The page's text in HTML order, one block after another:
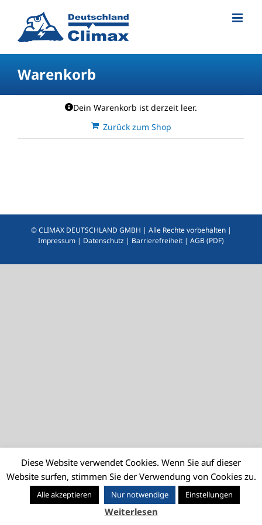
Warenkorb
Dein Warenkorb ist derzeit leer.
Zurück zum Shop
© CLIMAX DEUTSCHLAND GMBH | Alle Rechte vorbehalten |
Impressum | Datenschutz | Barrierefreiheit | AGB (PDF)
Diese Website verwendet Cookies. Wenn Sie auf dieser
Website surfen, stimmen Sie der Verwendung von Cookies zu.
Alle akzeptieren Nur notwendige Einstellungen
Weiterlesen